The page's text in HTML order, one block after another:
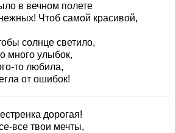
в вечном полете
Чтоб самой красивой,
солнце светило,
много улыбок,
то любила,
от ошибок!
дорогая!
все твои мечты,